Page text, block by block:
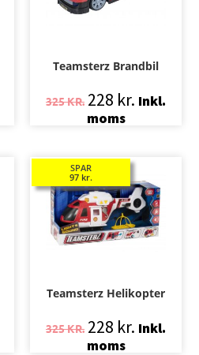
Teamsterz Brandbil
325KR. 228 kr. Inkl.
moms
SPAR
97 kr.
Teamsterz Helikopter
325KR. 228 kr. Inkl.
moms